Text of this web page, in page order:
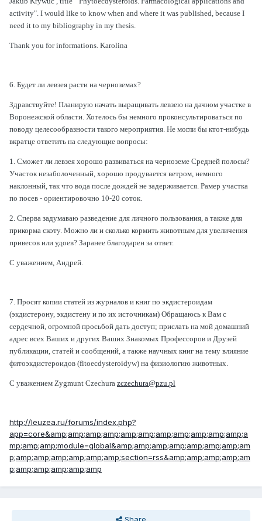
activity". I would like to know when and where it was published, because I
need it to my bibliography in my thesis.
Thank you for informations. Karolina
6. Будет ли левзея расти на черноземах?
Здравствуйте! Планирую начать выращивать левзею на дачном участке в
Воронежской области. Хотелось бы немного проконсультироваться по
поводу целесообразности такого мероприятия. Не могли бы ктот-нибудь
вкратце ответить на следующие вопросы:
1. Сможет ли левзея хорошо развиваться на черноземе Средней полосы?
Участок незаболоченный, хорошо продувается ветром, немного
наклонный, так что вода после дождей не задерживается. Рамер участка
по посев - ориентировочно 10-20 соток.
2. Сперва задумаваю разведение для личного пользования, а также для
прикорма скоту. Можно ли и сколько кормить животным для увеличения
привесов или удоев? Заранее благодарен за ответ.
С уважением, Андрей.
7. Просят копии статей из журналов и книг по экдистероидам
(экдистерону, экдистену и по их источникам) Обращаюсь к Вам с
сердечной, огромной просьбой дать доступ; прислать на мой домашний
адрес всех Ваших и других Ваших Знакомых Профессоров и Друзей
публикации, статей и сообщений, а также научных книг на тему влияние
фитоэкдистероидов (fitoecdysteroidуw) на физиологию животных.
С уважением Zygmunt Czechura zczechura@pzu.pl
http://leuzea.ru/forums/index.php?
app=core&amp;amp;amp;amp;amp;amp;amp;amp;amp;amp;amp;a
mp;amp;amp;module=global&amp;amp;amp;amp;amp;amp;amp;am
p;amp;amp;amp;amp;amp;amp;section=rss&amp;amp;amp;amp;am
p;amp;amp;amp;amp;amp